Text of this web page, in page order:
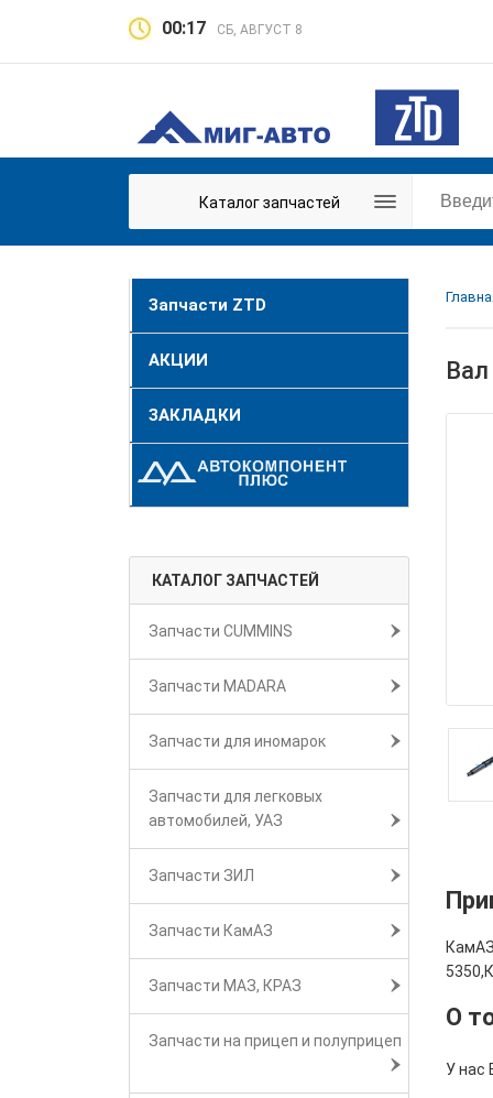
00:17 СБ, АВГУСТ 8
Каталог запчастей
Запчасти ZTD
АКЦИИ
ЗАКЛАДКИ
КАТАЛОГ ЗАПЧАСТЕЙ
Запчасти CUMMINS
Запчасти MADARA
Запчасти для иномарок
Запчасти для легковых
автомобилей, УАЗ
Запчасти ЗИЛ
Запчасти КамАЗ
Запчасти МАЗ, КРАЗ
Запчасти на прицеп и полуприцеп
О
У нас